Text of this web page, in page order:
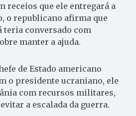
receios que ele entregará a
o republicano afirma que
teria conversado com
manter a ajuda.
de Estado americano
o presidente ucraniano, ele
com recursos militares,
a escalada da guerra.